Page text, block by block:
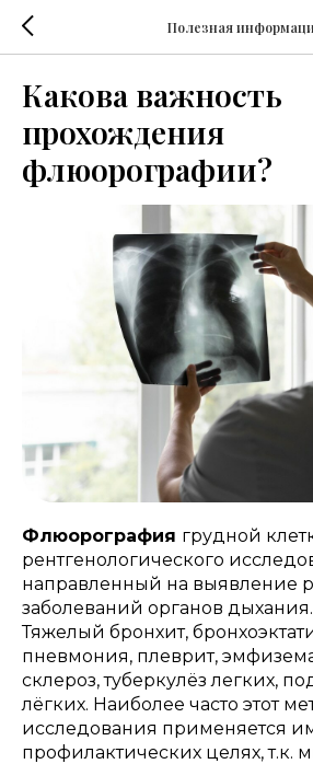
Полезная
Какова важность
прохождения
флюорографии?
Флюорография грудной
рентгенологического
направленный на выявление
заболеваний органов
Тяжелый бронхит,
пневмония, плеврит,
склероз, туберкулёз легких,
лёгких. Наиболее часто этот
исследования применяется
профилактических целях, т.к.